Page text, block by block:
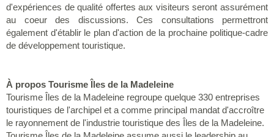
d'expériences de qualité offertes aux visiteurs seront assurément
au coeur des discussions. Ces consultations permettront
également d'établir le plan d'action de la prochaine politique-cadre
de développement touristique.
À propos Tourisme Îles de la Madeleine
Tourisme Îles de la Madeleine regroupe quelque 330 entreprises
touristiques de l'archipel et a comme principal mandat d'accroître
le rayonnement de l'industrie touristique des Îles de la Madeleine.